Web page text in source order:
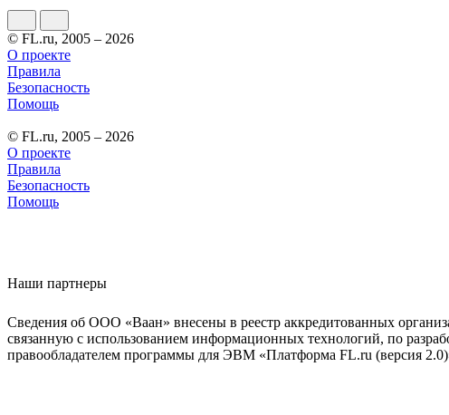
© FL.ru, 2005 – 2026
О проекте
Правила
Безопасность
Помощь
© FL.ru, 2005 – 2026
О проекте
Правила
Безопасность
Помощь
Наши партнеры
Сведения об ООО «Ваан» внесены в реестр аккредитованных
связанную с использованием информационных технологий, по
правообладателем программы для ЭВМ «Платформа FL.ru (версия